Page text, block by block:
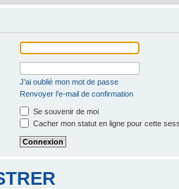
J’ai oublié mon mot de passe
Renvoyer l’e-mail de confirmation
Se souvenir de moi
Cacher mon statut en ligne pour cette